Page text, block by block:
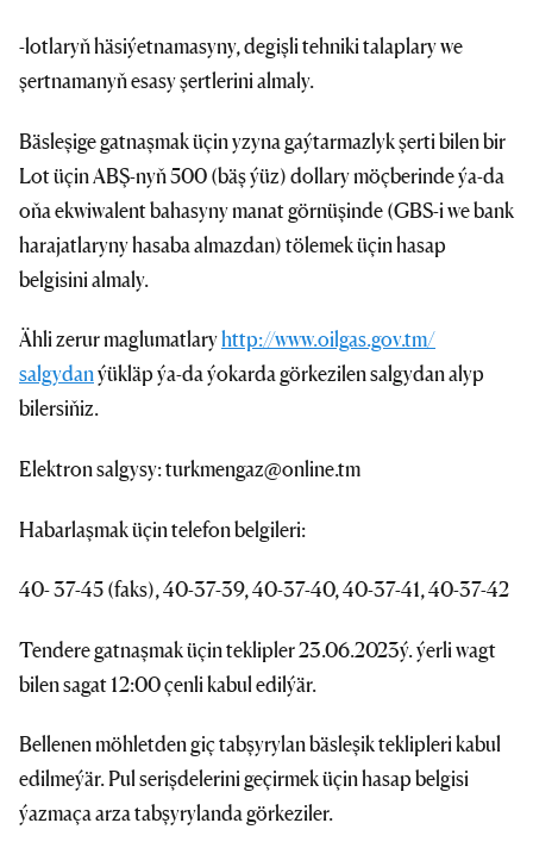
-lotlaryň häsiýetnamasyny, degişli tehniki talaplary we
şertnamanyň esasy şertlerini almaly.
Bäsleşige gatnaşmak üçin yzyna gaýtarmazlyk şerti bilen bir
Lot üçin ABŞ-nyň 500 (bäş ýüz) dollary möçberinde ýa-da
oňa ekwiwalent bahasyny manat görnüşinde (GBS-i we bank
harajatlaryny hasaba almazdan) tölemek üçin hasap
belgisini almaly.
Ähli zerur maglumatlaryhttp://www.oilgas.gov.tm/
salgydanýükläp ýa-da ýokarda görkezilen salgydan alyp
bilersiňiz.
Elektron salgysy: turkmengaz@online.tm
Habarlaşmak üçin telefon belgileri:
40- 37-45 (faks), 40-37-39, 40-37-40, 40-37-41, 40-37-42
Tendere gatnaşmak üçin teklipler 23.06.2023ý. ýerli wagt
bilen sagat 12:00 çenli kabul edilýär.
Bellenen möhletden giç tabşyrylan bäsleşik teklipleri kabul
edilmeýär. Pul serişdelerini geçirmek üçin hasap belgisi
ýazmaça arza tabşyrylanda görkeziler.